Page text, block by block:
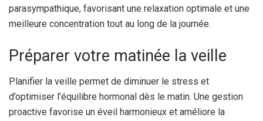
parasympathique, favorisant une relaxation optimale et une
meilleure concentration tout au long de la journée.
Préparer votre matinée la veille
Planifier la veille permet de diminuer le stress et
d’optimiser l’équilibre hormonal dès le matin. Une gestion
proactive favorise un éveil harmonieux et améliore la